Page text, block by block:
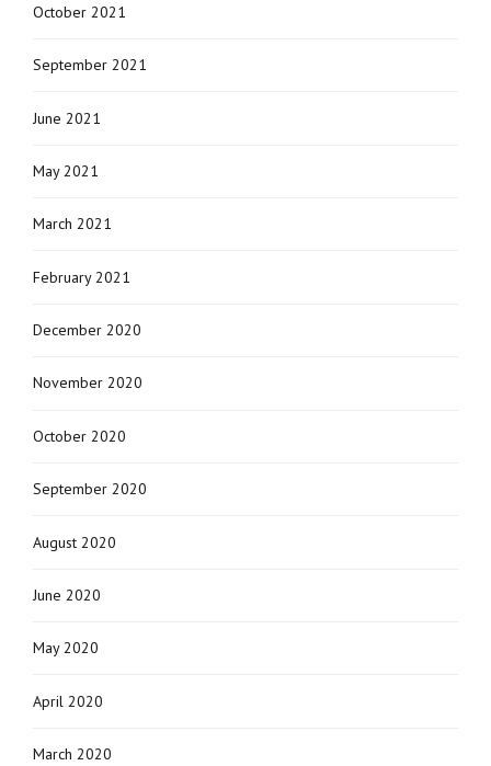
October 2021
September 2021
June 2021
May 2021
March 2021
February 2021
December 2020
November 2020
October 2020
September 2020
August 2020
June 2020
May 2020
April 2020
March 2020